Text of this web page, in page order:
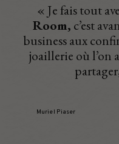
« Je fais tout
Room, c’est
business aux
joaillerie où l’on
Muriel Piaser